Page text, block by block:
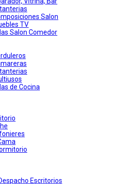
Salon
TV
Salon Comedor
de Cocina
Escritorios